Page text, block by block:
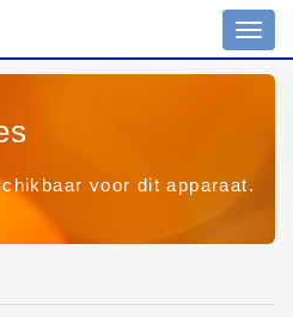
voor dit apparaat.